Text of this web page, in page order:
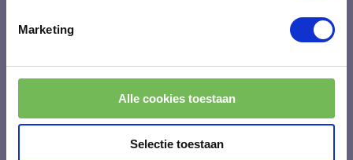
Marketing
Alle cookies toestaan
Selectie toestaan
Training Resultaatgericht werken en communiceren
Werken aan werkgeluk en werkplezier
Persoonlijke ontwikkeling